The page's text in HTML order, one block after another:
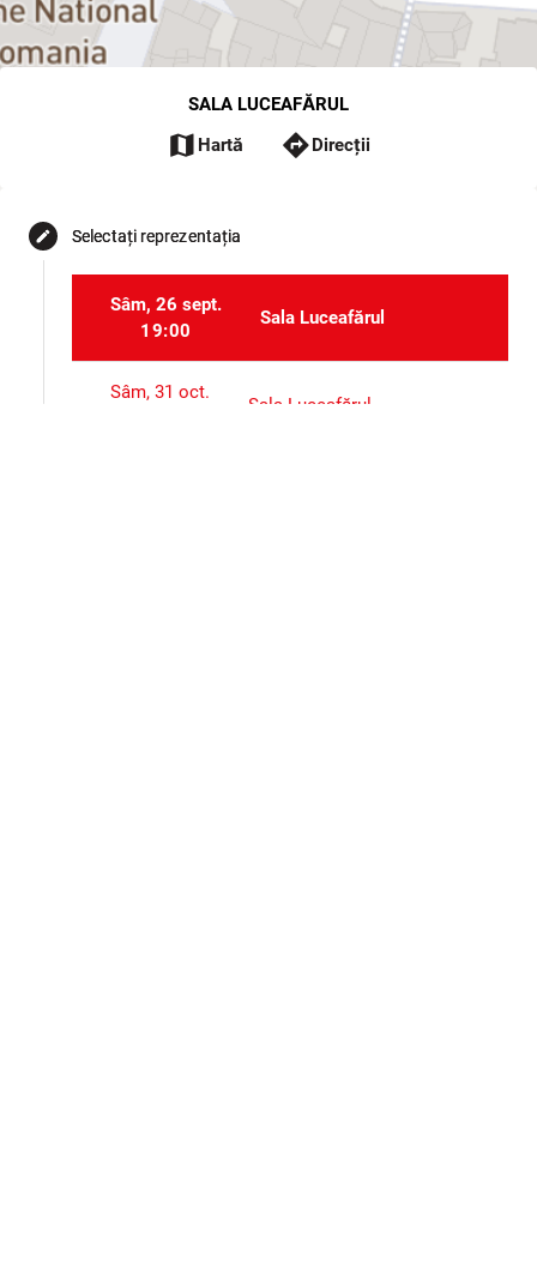
SALA LUCEAFĂRUL
map Hartă directionsDirecții
edit Selectați reprezentația
Sâm, 26 sept.
19:00
Sala Luceafărul
Sâm, 31 oct.
Sala Luceafărul